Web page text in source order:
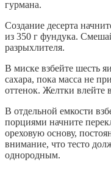
гурмана.
Создание десерта
из 350 г фундука.
разрыхлителя.
В миске взбейте шесть
сахара, пока масса не
оттенок. Желтки влейте
В отдельной емкости
порциями начните
ореховую основу,
внимание, что тесто
однородным.